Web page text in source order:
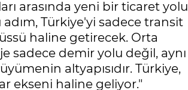
arasında yeni bir ticaret yolu
Türkiye'yi sadece transit
haline getirecek. Orta
sadece demir yolu değil, aynı
altyapısıdır. Türkiye,
ekseni haline geliyor."